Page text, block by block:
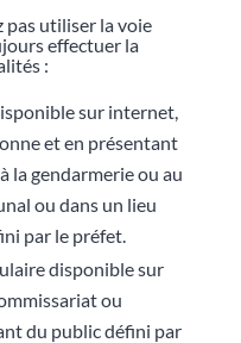
pas utiliser la voie
effectuer la
:
sur internet,
et en présentant
la gendarmerie ou au
ou dans un lieu
par le préfet.
disponible sur
ou
du public défini par